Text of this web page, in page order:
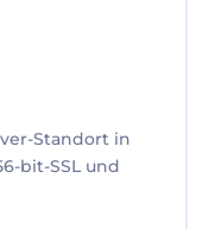
Standort in
bit-SSL und